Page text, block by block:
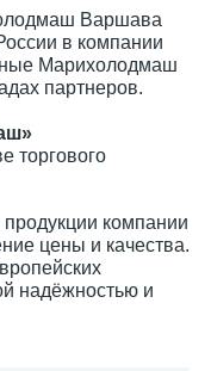
Варшава
в компании
Марихолодмаш
партнеров.
торгового
компании
цены и качества.
надёжностью и